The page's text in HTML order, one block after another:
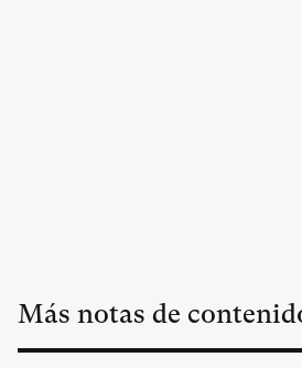
Más notas de